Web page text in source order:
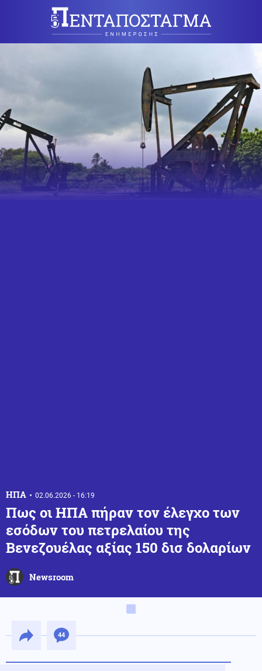
ΗΠΑ 02.06.2026 - 16:19
Πως οι ΗΠΑ πήραν τον έλεγχο των
εσόδων του πετρελαίου της
Βενεζουέλας αξίας 150 δισ δολαρίων
Newsroom
44